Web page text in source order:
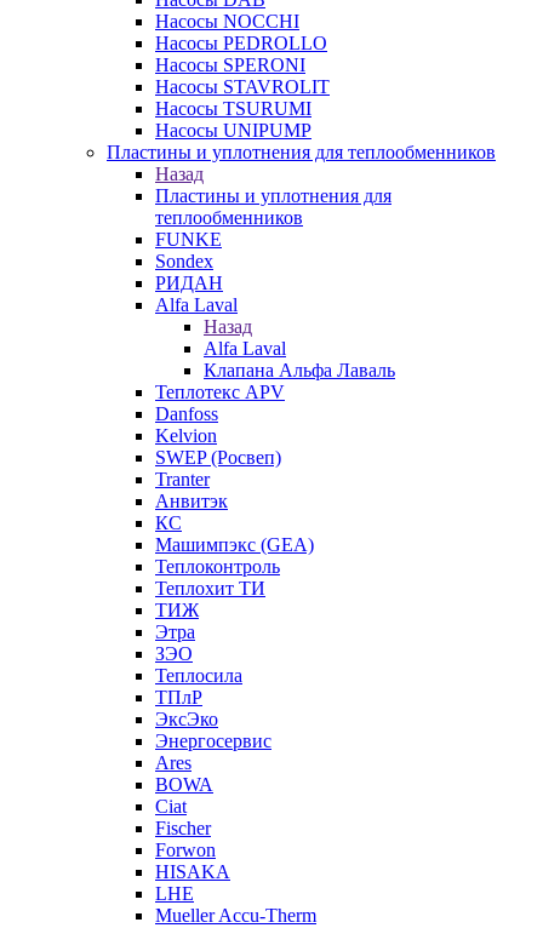
Насосы NOCCHI
Насосы PEDROLLO
Насосы SPERONI
Насосы STAVROLIT
Насосы TSURUMI
Насосы UNIPUMP
Пластины и уплотнения для теплообменников
Назад
Пластины и уплотнения для
теплообменников
FUNKE
Sondex
РИДАН
Alfa Laval
Назад
Alfa Laval
Клапана Альфа Лаваль
Теплотекс APV
Danfoss
Kelvion
SWEP (Росвеп)
Tranter
Анвитэк
КС
Машимпэкс (GEA)
Теплоконтроль
Теплохит ТИ
ТИЖ
Этра
ЗЭО
Теплосила
ТПлР
ЭксЭко
Энергосервис
Ares
BOWA
Ciat
Fischer
Forwon
HISAKA
LHE
Mueller Accu-Therm